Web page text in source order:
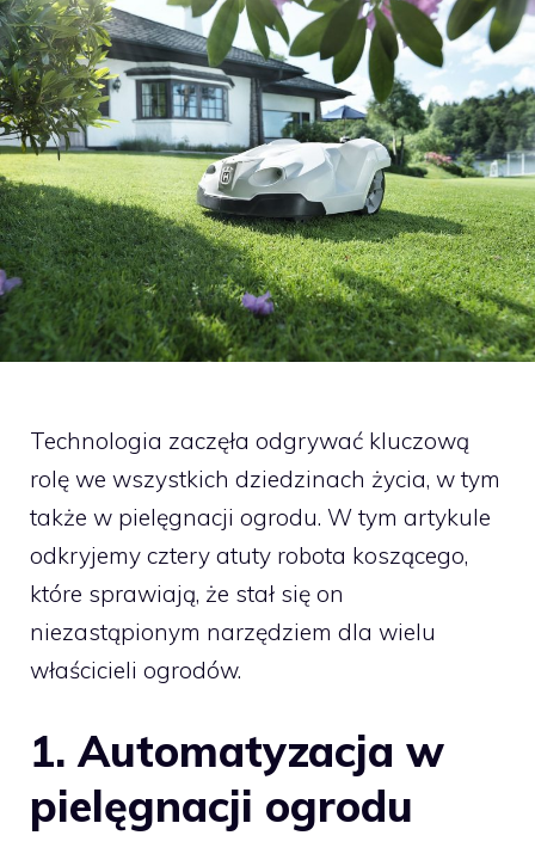
Technologia zaczęła odgrywać kluczową
rolę we wszystkich dziedzinach życia, w tym
także w pielęgnacji ogrodu. W tym artykule
odkryjemy cztery atuty robota koszącego,
które sprawiają, że stał się on
niezastąpionym narzędziem dla wielu
właścicieli ogrodów.
1. Automatyzacja w
pielęgnacji ogrodu